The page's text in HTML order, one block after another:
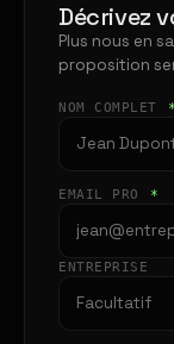
Décrivez
Plus nous en
proposition
NOM COMPLET *
EMAIL PRO *
ENTREPRISE